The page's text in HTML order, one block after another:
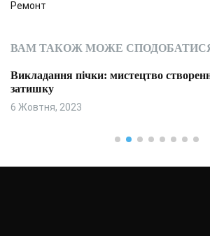
Ремонт
ВАМ ТАКОЖ МОЖЕ
Викладання пічки: мистецтво
затишку
6 Жовтня, 2023